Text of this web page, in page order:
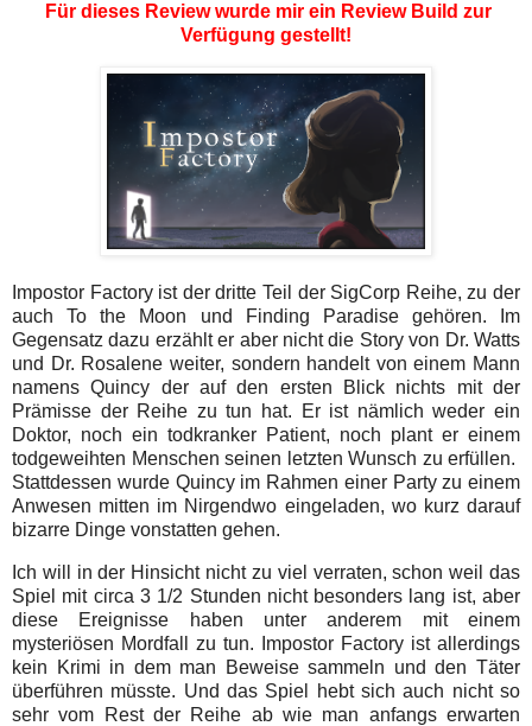
Für dieses Review wurde mir ein Review Build zur
Verfügung gestellt!
Impostor Factory ist der dritte Teil der SigCorp Reihe, zu der
auch To the Moon und Finding Paradise gehören. Im
Gegensatz dazu erzählt er aber nicht die Story von Dr. Watts
und Dr. Rosalene weiter, sondern handelt von einem Mann
namens Quincy der auf den ersten Blick nichts mit der
Prämisse der Reihe zu tun hat. Er ist nämlich weder ein
Doktor, noch ein todkranker Patient, noch plant er einem
todgeweihten Menschen seinen letzten Wunsch zu erfüllen.
Stattdessen wurde Quincy im Rahmen einer Party zu einem
Anwesen mitten im Nirgendwo eingeladen, wo kurz darauf
bizarre Dinge vonstatten gehen.
Ich will in der Hinsicht nicht zu viel verraten, schon weil das
Spiel mit circa 3 1/2 Stunden nicht besonders lang ist, aber
diese Ereignisse haben unter anderem mit einem
mysteriösen Mordfall zu tun. Impostor Factory ist allerdings
kein Krimi in dem man Beweise sammeln und den Täter
überführen müsste. Und das Spiel hebt sich auch nicht so
sehr vom Rest der Reihe ab wie man anfangs erwarten